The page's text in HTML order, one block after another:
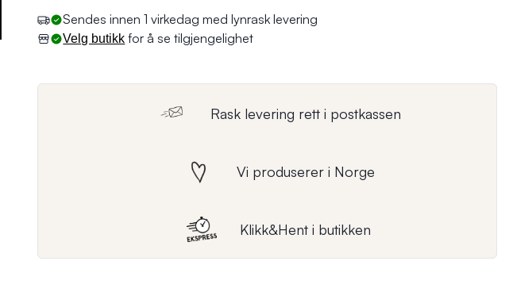
Sendes innen 1 virkedag med lynrask levering
Velg butikk for å se tilgjengelighet
Rask levering rett i postkassen
Vi produserer i Norge
Klikk&Hent i butikken